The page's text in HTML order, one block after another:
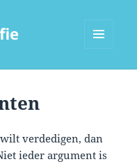
wilt verdedigen, dan
ieder argument is